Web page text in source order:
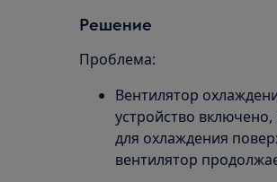
Решение
Проблема:
Вентилятор
устройство включено,
для охлаждения
вентилятор